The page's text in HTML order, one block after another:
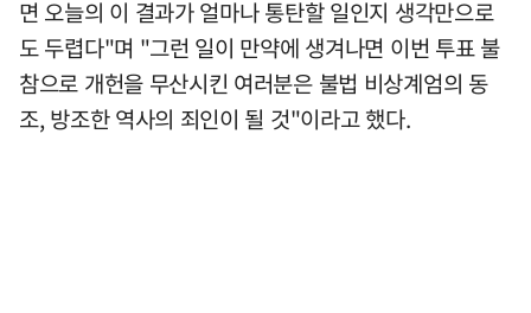
면 오늘의 이 결과가 얼마나 통탄할 일인지 생각만으로
도 두렵다"며 "그런 일이 만약에 생겨나면 이번 투표 불
참으로 개헌을 무산시킨 여러분은 불법 비상계엄의 동
조, 방조한 역사의 죄인이 될 것"이라고 했다.